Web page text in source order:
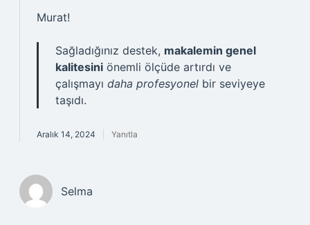
Murat!
Sağladığınız destek, makalemin genel
kalitesini önemli ölçüde artırdı ve
çalışmayı daha profesyonel bir seviyeye
taşıdı.
Aralık 14, 2024 Yanıtla
Selma